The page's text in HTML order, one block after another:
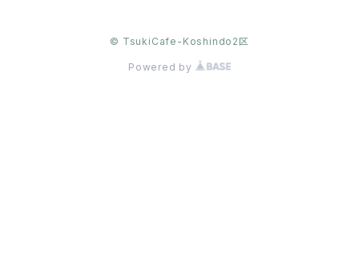
© TsukiCafe-Koshindo2区
Powered by